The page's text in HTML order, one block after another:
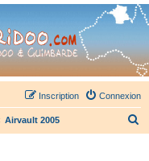
la communauté.
Connexion
Inscription
Airvault 2005